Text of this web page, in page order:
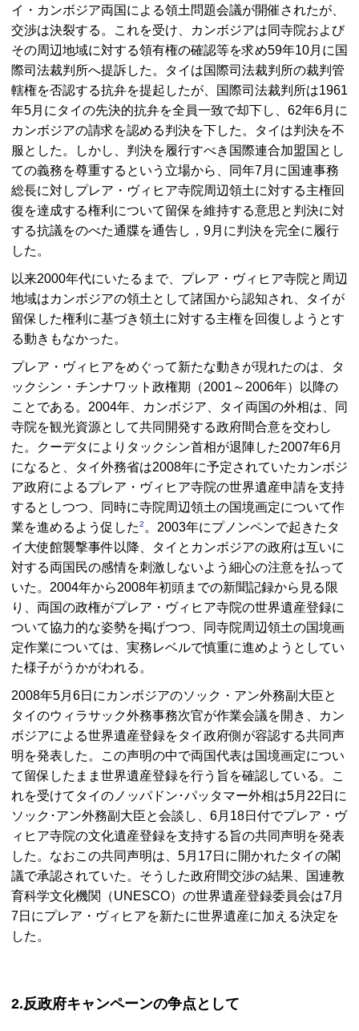
イ・カンボジア両国による領土問題会議が開催されたが、
交渉は決裂する。これを受け、カンボジアは同寺院および
その周辺地域に対する領有権の確認等を求め59年10月に国
際司法裁判所へ提訴した。タイは国際司法裁判所の裁判管
轄権を否認する抗弁を提起したが、国際司法裁判所は1961
年5月にタイの先決的抗弁を全員一致で却下し、62年6月に
カンボジアの請求を認める判決を下した。タイは判決を不
服とした。しかし、判決を履行すべき国際連合加盟国とし
ての義務を尊重するという立場から、同年7月に国連事務
総長に対しプレア・ヴィヒア寺院周辺領土に対する主権回
復を達成する権利について留保を維持する意思と判決に対
する抗議をのべた通牒を通告し，9月に判決を完全に履行
した。
以来2000年代にいたるまで、プレア・ヴィヒア寺院と周辺
地域はカンボジアの領土として諸国から認知され、タイが
留保した権利に基づき領土に対する主権を回復しようとす
る動きもなかった。
プレア・ヴィヒアをめぐって新たな動きが現れたのは、タ
ックシン・チンナワット政権期（2001～2006年）以降の
ことである。2004年、カンボジア、タイ両国の外相は、同
寺院を観光資源として共同開発する政府間合意を交わし
た。クーデタによりタックシン首相が退陣した2007年6月
になると、タイ外務省は2008年に予定されていたカンボジ
ア政府によるプレア・ヴィヒア寺院の世界遺産申請を支持
するとしつつ、同時に寺院周辺領土の国境画定について作
業を進めるよう促した2 。2003年にプノンペンで起きたタ
イ大使館襲撃事件以降、タイとカンボジアの政府は互いに
対する両国民の感情を刺激しないよう細心の注意を払って
いた。2004年から2008年初頭までの新聞記録から見る限
り、両国の政権がプレア・ヴィヒア寺院の世界遺産登録に
ついて協力的な姿勢を掲げつつ、同寺院周辺領土の国境画
定作業については、実務レベルで慎重に進めようとしてい
た様子がうかがわれる。
2008年5月6日にカンボジアのソック・アン外務副大臣と
タイのウィラサック外務事務次官が作業会議を開き、カン
ボジアによる世界遺産登録をタイ政府側が容認する共同声
明を発表した。この声明の中で両国代表は国境画定につい
て留保したまま世界遺産登録を行う旨を確認している。こ
れを受けてタイのノッパドン･パッタマー外相は5月22日に
ソック･アン外務副大臣と会談し、6月18日付でプレア・ヴ
ィヒア寺院の文化遺産登録を支持する旨の共同声明を発表
した。なおこの共同声明は、5月17日に開かれたタイの閣
議で承認されていた。そうした政府間交渉の結果、国連教
育科学文化機関（UNESCO）の世界遺産登録委員会は7月
7日にプレア・ヴィヒアを新たに世界遺産に加える決定を
した。
2.反政府キャンペーンの争点として